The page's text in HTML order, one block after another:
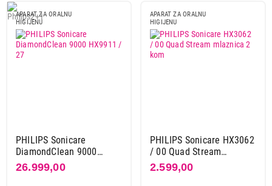
APARAT ZA ORALNU
HIGIJENU
PHILIPS Sonicare
DiamondClean 9000
HX9911 / 27
26.999,00
APARAT ZA ORALNU
HIGIJENU
PHILIPS Sonicare HX3062
/ 00 Quad Stream
mlaznica 2 kom
2.599,00